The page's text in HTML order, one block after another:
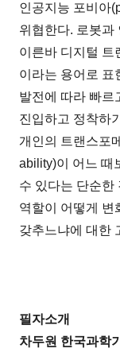
인공지능 포비아
위협한다. 로봇과
이른바 디지털 트
이라는 용어로 표
발전에 따라 빠르
진입하고 정착하
개인의 트랜스포
ability)이 어느 때
수 있다는 단순한
역할이 어떻게 변
갖추느냐에 대한
필자소개
차두원 한국과학